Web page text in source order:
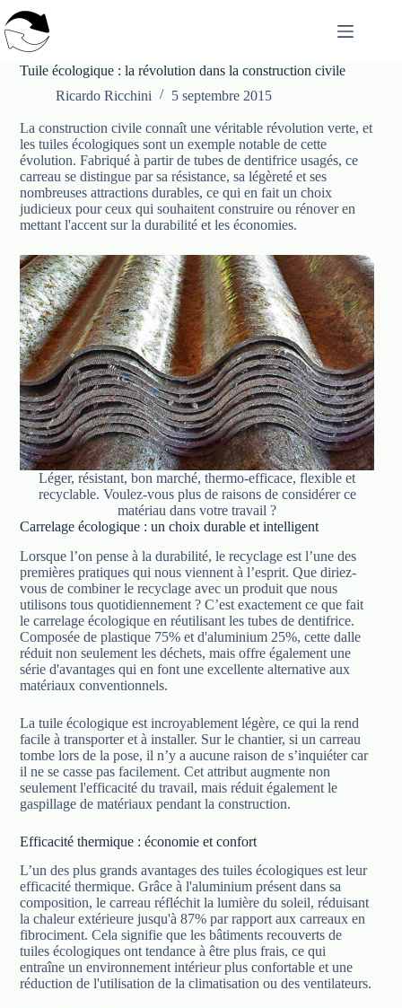
au
contenu
Tuile écologique : la révolution dans la construction civile
Ricardo Ricchini
5 septembre 2015
La construction civile connaît une véritable révolution verte, et
les tuiles écologiques sont un exemple notable de cette
évolution. Fabriqué à partir de tubes de dentifrice usagés, ce
carreau se distingue par sa résistance, sa légèreté et ses
nombreuses attractions durables, ce qui en fait un choix
judicieux pour ceux qui souhaitent construire ou rénover en
mettant l'accent sur la durabilité et les économies.
Léger, résistant, bon marché, thermo-efficace, flexible et
recyclable. Voulez-vous plus de raisons de considérer ce
matériau dans votre travail ?
Carrelage écologique : un choix durable et intelligent
Lorsque l’on pense à la durabilité, le recyclage est l’une des
premières pratiques qui nous viennent à l’esprit. Que diriez-
vous de combiner le recyclage avec un produit que nous
utilisons tous quotidiennement ? C’est exactement ce que fait
le carrelage écologique en réutilisant les tubes de dentifrice.
Composée de plastique 75% et d'aluminium 25%, cette dalle
réduit non seulement les déchets, mais offre également une
série d'avantages qui en font une excellente alternative aux
matériaux conventionnels.
La tuile écologique est incroyablement légère, ce qui la rend
facile à transporter et à installer. Sur le chantier, si un carreau
tombe lors de la pose, il n’y a aucune raison de s’inquiéter car
il ne se casse pas facilement. Cet attribut augmente non
seulement l'efficacité du travail, mais réduit également le
gaspillage de matériaux pendant la construction.
Efficacité thermique : économie et confort
L’un des plus grands avantages des tuiles écologiques est leur
efficacité thermique. Grâce à l'aluminium présent dans sa
composition, le carreau réfléchit la lumière du soleil, réduisant
la chaleur extérieure jusqu'à 87% par rapport aux carreaux en
fibrociment. Cela signifie que les bâtiments recouverts de
tuiles écologiques ont tendance à être plus frais, ce qui
entraîne un environnement intérieur plus confortable et une
réduction de l'utilisation de la climatisation ou des ventilateurs.